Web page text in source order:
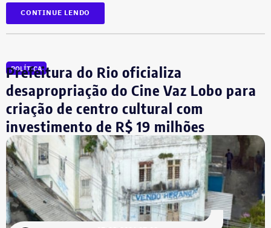
Faetec.
Redes municipais:
Rio de Janeiro
Niterói
Nova Iguaçu
Queimados
São João de Meriti
Nilópolis
Seropédica
Itaguaí
Mangaratiba
Angra dos Reis
Paraty
CONTINUE LENDO
POLÍTICA
Prefeitura do Rio oficializa
desapropriação do Cine Vaz Lobo para
criação de centro cultural com
investimento de R$ 19 milhões